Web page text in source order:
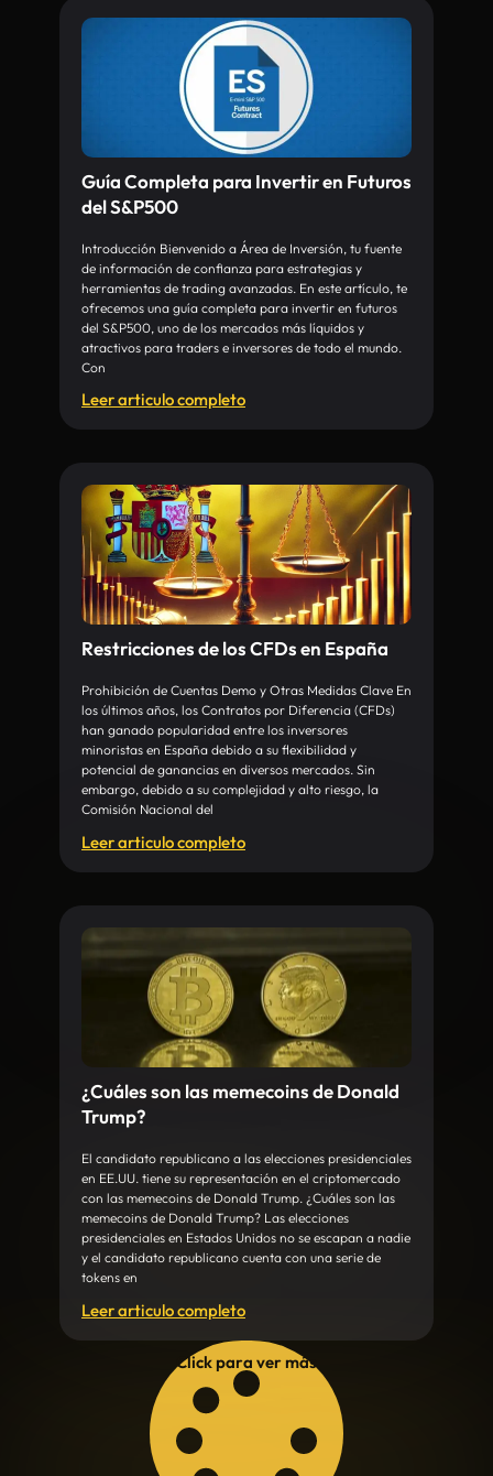
Guía Completa para Invertir en Futuros
del S&P500
Introducción Bienvenido a Área de Inversión, tu fuente
de información de confianza para estrategias y
herramientas de trading avanzadas. En este artículo, te
ofrecemos una guía completa para invertir en futuros
del S&P500, uno de los mercados más líquidos y
atractivos para traders e inversores de todo el mundo.
Con
Leer articulo completo
Restricciones de los CFDs en España
Prohibición de Cuentas Demo y Otras Medidas Clave En
los últimos años, los Contratos por Diferencia (CFDs)
han ganado popularidad entre los inversores
minoristas en España debido a su flexibilidad y
potencial de ganancias en diversos mercados. Sin
embargo, debido a su complejidad y alto riesgo, la
Comisión Nacional del
Leer articulo completo
¿Cuáles son las memecoins de Donald
Trump?
El candidato republicano a las elecciones presidenciales
en EE.UU. tiene su representación en el criptomercado
con las memecoins de Donald Trump. ¿Cuáles son las
memecoins de Donald Trump? Las elecciones
presidenciales en Estados Unidos no se escapan a nadie
y el candidato republicano cuenta con una serie de
tokens en
Leer articulo completo
Click para ver más